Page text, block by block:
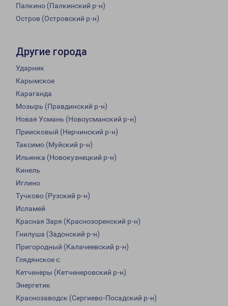
Палкино (Палкинский р-н)
Остров (Островский р-н)
Другие города
Ударник
Карымское
Караганда
Мозырь (Правдинский р-н)
Новая Усмань (Новоусманский р-н)
Приисковый (Нерчинский р-н)
Таксимо (Муйский р-н)
Ильинка (Новокузнецкий р-н)
Кинель
Иглино
Тучково (Рузский р-н)
Исламей
Красная Заря (Краснозоренский р-н)
Гнилуша (Задонский р-н)
Пригородный (Калачеевский р-н)
Глядянское с.
Кетченеры (Кетченеровский р-н)
Энергетик
Краснозаводск (Сергиево-Посадский р-н)